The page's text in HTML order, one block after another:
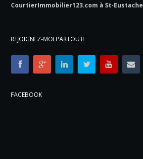
CourtierImmobilier123.com à St-Eustache
REJOIGNEZ-MOI PARTOUT!
FACEBOOK